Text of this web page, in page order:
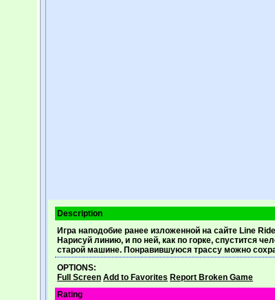
Description
Игра наподобие ранее изложенной на сайте Line
Нарисуй линию, и по ней, как по горке, спустится
старой машине. Понравившуюся трассу можно
OPTIONS:
Full Screen Add to Favorites Report Broken Game
Rating